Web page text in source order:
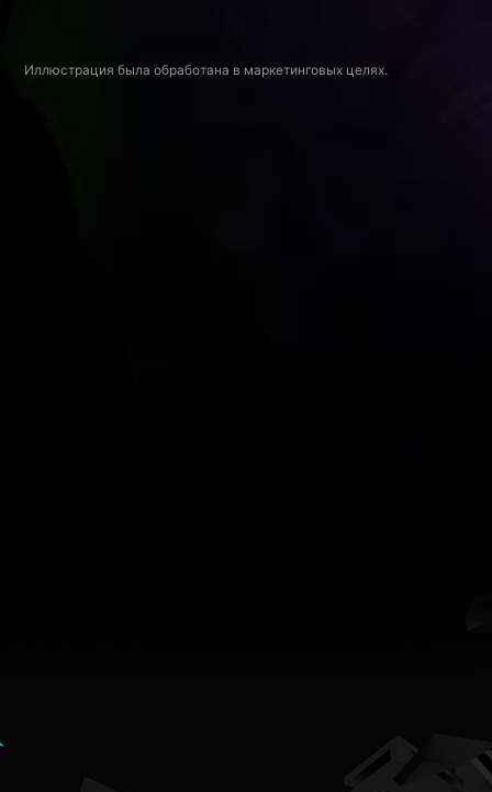
Иллюстрация была обработана в маркетинговых целях.